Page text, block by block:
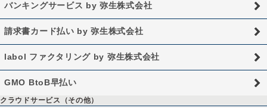
バンキングサービス by 弥生株式会社
請求書カード払い by 弥生株式会社
labol ファクタリング by 弥生株式会社
GMO BtoB早払い
クラウドサービス（その他）